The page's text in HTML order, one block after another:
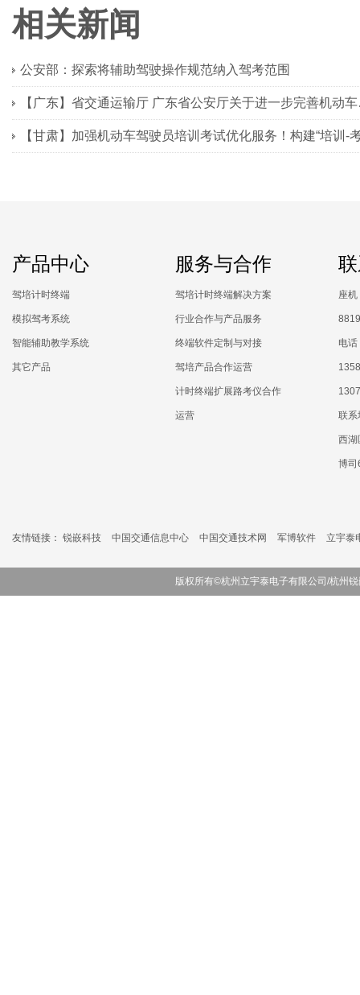
相关新闻
公安部：探索将辅助驾驶操作规范纳入驾考范围
【广
产品中心
驾培计时终端
模拟驾考系统
智能辅助教学系统
其它产品
服务与合作
驾培计时终端解决方案
行业合作与产品服务
终端软件定制与对接
驾培产品合作运营
计时终端扩展路考仪合作
运营
座
电
联系
西湖
博司
友情链接： 锐嵌科技 中国交通信息中心 中国交通技术网 军博软件 立宇泰
版权所有©杭州立宇泰电子有限公司/杭州